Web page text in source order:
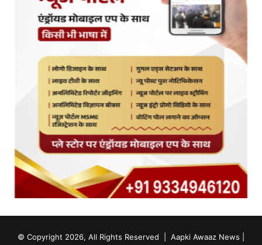
© Copyright 2026, All Rights Reserved | Aapki Awaaz News